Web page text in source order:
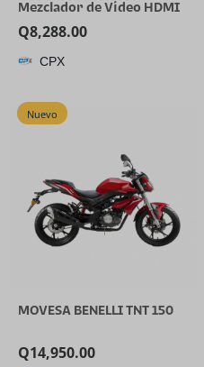
Mezclador de Video HDMI
4K60FPS, 4*SDI & 4*HDMI
Entrada, Conmutador de
Transmisión en Vivo de 5
1080P60FPS, Grabación de
Q8,288.00
CPX
Nuevo
MOVESA BENELLI TNT 150
Q14,950.00